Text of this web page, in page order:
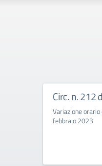
Circ. n.
Variazione
febbraio 2023